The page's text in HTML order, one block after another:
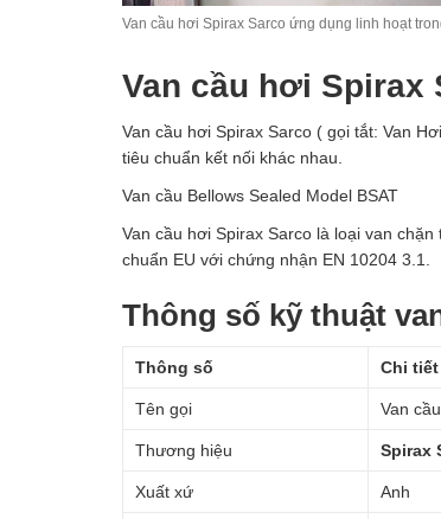
Van cầu hơi Spirax Sarco ứng dụng linh hoạt
Van cầu hơi Spirax
Van cầu hơi Spirax Sarco ( gọi tắt: Van
tiêu chuẩn kết nối khác nhau.
Van cầu Bellows Sealed Model BSAT
Van cầu hơi Spirax Sarco là loại van
chuẩn EU với chứng nhận EN 10204 3.1.
Thông số kỹ thuật
Thông số Chi tiết
Tên gọi Van
Thương hiệu Spirax
Xuất xứ Anh